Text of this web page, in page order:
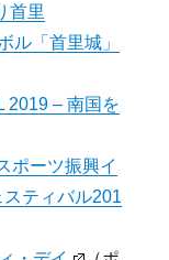
首里
ル「首里城」
2019 – 南国を
ポーツ振興イ
ティバル201